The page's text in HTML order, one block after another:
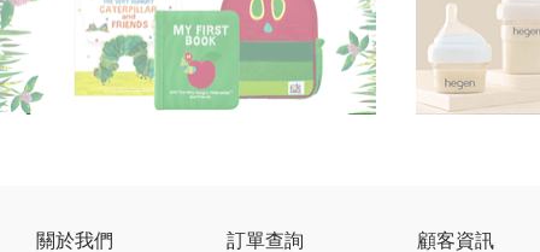
關於我們 訂單查詢 顧客資訊